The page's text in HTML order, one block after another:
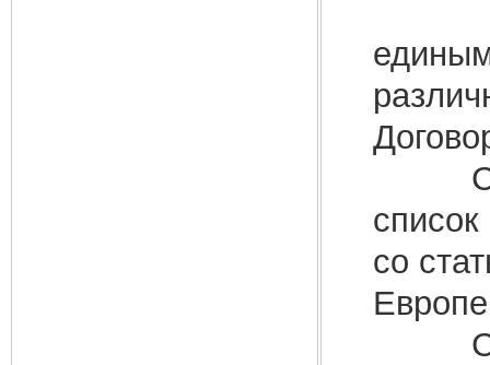
со